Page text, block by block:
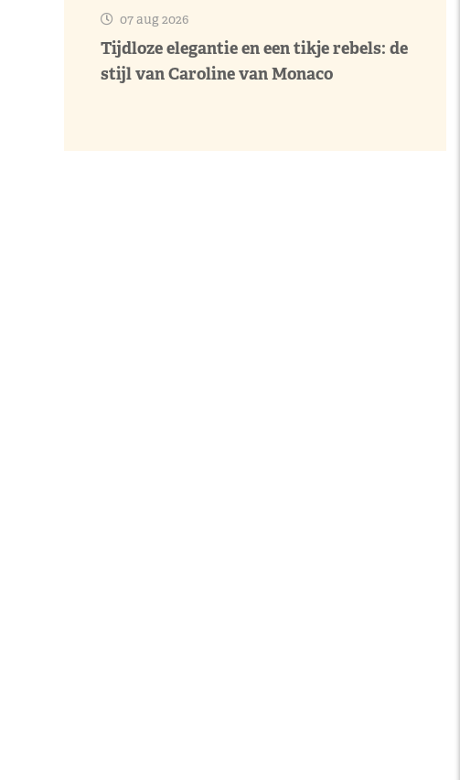
07 aug 2026
Tijdloze elegantie en een tikje rebels: de
stijl van Caroline van Monaco